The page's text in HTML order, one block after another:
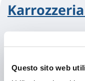
Questo sito web
96100 Siracusa (SR)
Indicazioni